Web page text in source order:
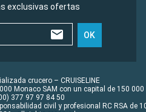
exclusivas ofertas
OK
crucero – CRUISELINE
Monaco SAM con un capital de 150 000
377 97 97 84 50
civil y profesional RC RSA de